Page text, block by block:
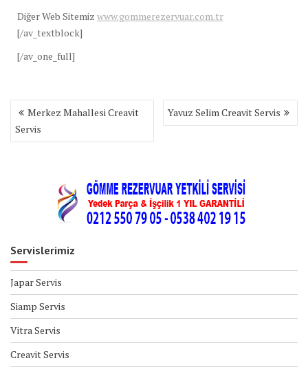
Diğer Web Sitemiz www.gommerezervuar.com.tr
[/av_textblock]
[/av_one_full]
Yazı
gezinmesi
Merkez Mahallesi Creavit
Servis
Yavuz Selim Creavit Servis
Servislerimiz
Japar Servis
Siamp Servis
Vitra Servis
Creavit Servis